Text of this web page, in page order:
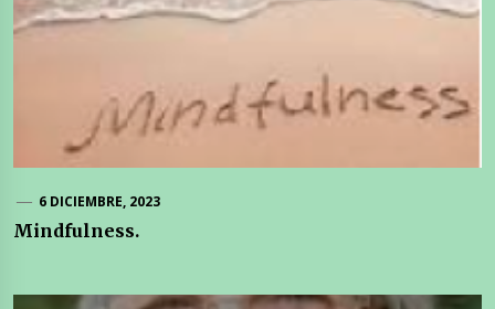
6 DICIEMBRE, 2023
Mindfulness.
Navegación